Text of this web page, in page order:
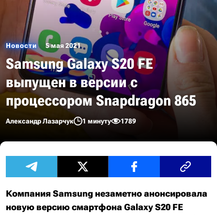
Новости 5 мая 2021
Samsung Galaxy S20 FE
выпущен в версии с
процессором Snapdragon 865
Александр Лазарчук 1 минуту 1789
Компания Samsung незаметно анонсировала
новую версию смартфона Galaxy S20 FE